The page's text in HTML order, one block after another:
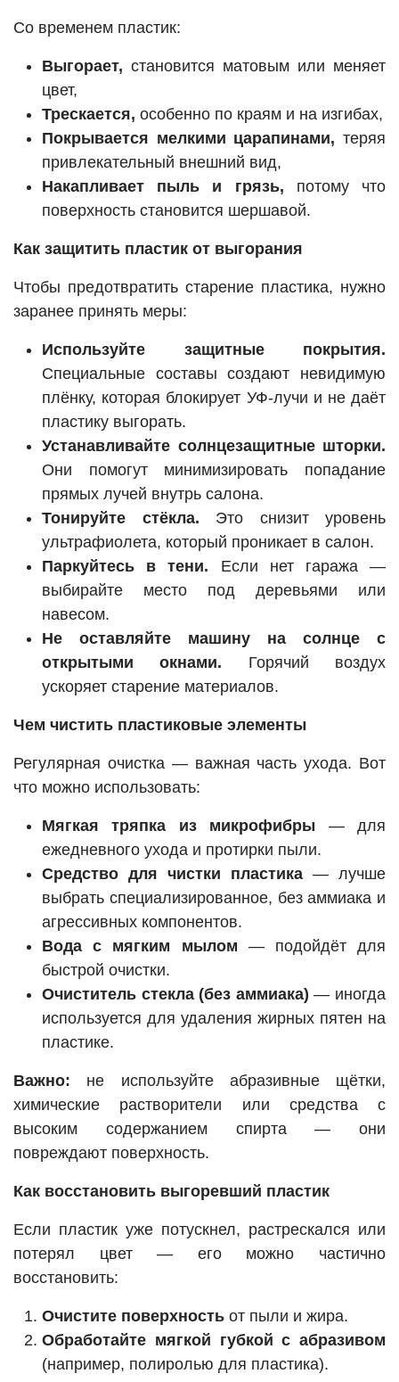
Со временем пластик:
Выгорает, становится матовым или меняет
цвет,
Трескается, особенно по краям и на изгибах,
Покрывается мелкими царапинами, теряя
привлекательный внешний вид,
Накапливает пыль и грязь, потому что
поверхность становится шершавой.
Как защитить пластик от выгорания
Чтобы предотвратить старение пластика, нужно
заранее принять меры:
Используйте защитные покрытия.
Специальные составы создают невидимую
плёнку, которая блокирует УФ-лучи и не даёт
пластику выгорать.
Устанавливайте солнцезащитные шторки.
Они помогут минимизировать попадание
прямых лучей внутрь салона.
Тонируйте стёкла. Это снизит уровень
ультрафиолета, который проникает в салон.
Паркуйтесь в тени. Если нет гаража —
выбирайте место под деревьями или
навесом.
Не оставляйте машину на солнце с
открытыми окнами. Горячий воздух
ускоряет старение материалов.
Чем чистить пластиковые элементы
Регулярная очистка — важная часть ухода. Вот
что можно использовать:
Мягкая тряпка из микрофибры — для
ежедневного ухода и протирки пыли.
Средство для чистки пластика — лучше
выбрать специализированное, без аммиака и
агрессивных компонентов.
Вода с мягким мылом — подойдёт для
быстрой очистки.
Очиститель стекла (без аммиака) — иногда
используется для удаления жирных пятен на
пластике.
Важно: не используйте абразивные щётки,
химические растворители или средства с
высоким содержанием спирта — они
повреждают поверхность.
Как восстановить выгоревший пластик
Если пластик уже потускнел, растрескался или
потерял цвет — его можно частично
восстановить:
Очистите поверхность от пыли и жира.
Обработайте мягкой губкой с абразивом
(например, полиролью для пластика).